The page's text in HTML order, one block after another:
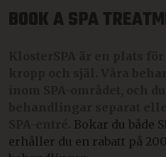
BOOK A SPA
KlosterSPA är en plats
kropp och själ. Våra
inom SPA-området, och
behandlingar separat
SPA-entré. Bokar du både
erhåller du en rabatt på